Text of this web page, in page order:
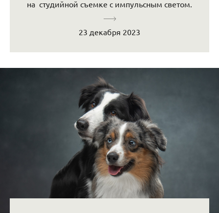
на студийной съемке с импульсным светом.
23 декабря 2023